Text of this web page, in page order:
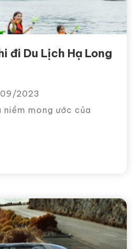
đi Du Lịch Hạ Long
2023
niềm mong ước của